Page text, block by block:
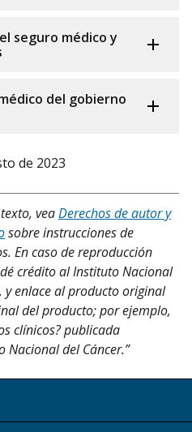
seguro médico y
del gobierno
de 2023
veaDerechos de autor y
sobre instrucciones de
En caso de reproducción
crédito al Instituto Nacional
y enlace al producto original
del producto; por ejemplo,
clínicos? publicada
del Cáncer.”